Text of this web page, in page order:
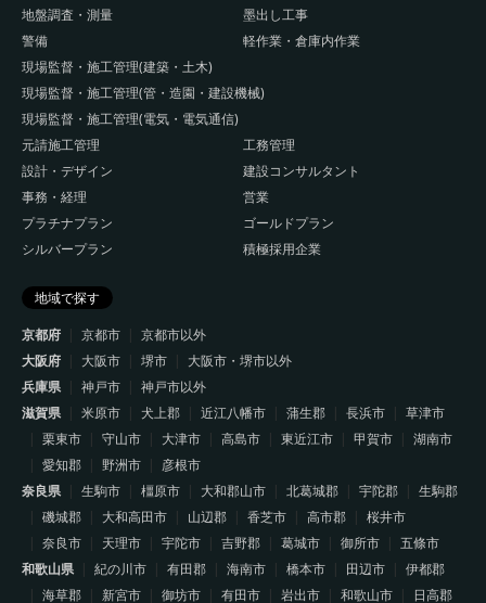
地盤調査・測量
墨出し工事
警備
軽作業・倉庫内作業
現場監督・施工管理(建築・土木)
現場監督・施工管理(管・造園・建設機械)
現場監督・施工管理(電気・電気通信)
元請施工管理
工務管理
設計・デザイン
建設コンサルタント
事務・経理
営業
プラチナプラン
ゴールドプラン
シルバープラン
積極採用企業
地域で探す
京都府
京都市
京都市以外
大阪府
大阪市 堺市
大阪市・堺市以外
兵庫県
神戸市
神戸市以外
滋賀県
米原市 犬上郡 近江八幡市 蒲生郡 長浜市
草津市
栗東市
守山市 大津市 高島市 東近江市 甲賀市
湖南市
愛知郡
野洲市
彦根市
奈良県
生駒市 橿原市 大和郡山市 北葛城郡 宇陀郡
生駒郡
磯城郡
大和高田市 山辺郡 香芝市 高市郡
桜井市
奈良市
天理市 宇陀市 吉野郡 葛城市 御所市
五條市
和歌山県
紀の川市 有田郡 海南市 橋本市 田辺市
伊都郡
海草郡
新宮市 御坊市 有田市 岩出市 和歌山市 日高郡